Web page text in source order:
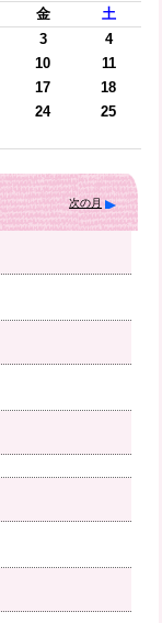
金
土
3
4
10
11
17
18
24
25
次の月